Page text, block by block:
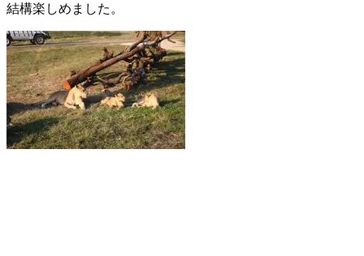
結構楽しめました。